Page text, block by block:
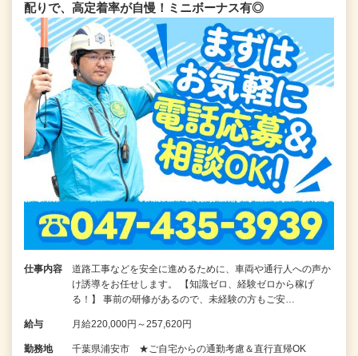
配りで、高定着率が自慢！ミニボーナス有◎
仕事内容
道路工事などを安全に進めるために、車両や通行人への声か
け誘導をお任せします。 【知識ゼロ、経験ゼロから稼げ
る！】 事前の研修があるので、未経験の方もご安…
給与 月給220,000円～257,620円
勤務地 千葉県浦安市 ★ご自宅からの通勤考慮＆直行直帰OK